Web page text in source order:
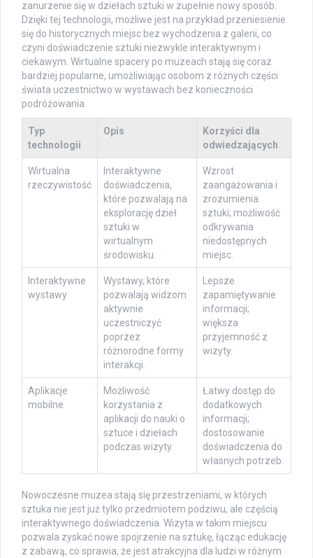
zanurzenie się w dziełach sztuki w zupełnie nowy sposób.
Dzięki tej technologii, możliwe jest na przykład przeniesienie
się do historycznych miejsc bez wychodzenia z galerii, co
czyni doświadczenie sztuki niezwykle interaktywnym i
ciekawym. Wirtualne spacery po muzeach stają się coraz
bardziej popularne, umożliwiając osobom z różnych części
świata uczestnictwo w wystawach bez konieczności
podróżowania.
Typ
technologii
Opis
Korzyści dla
odwiedzających
Wirtualna
rzeczywistość
Interaktywne
doświadczenia,
które pozwalają na
eksplorację dzieł
sztuki w
wirtualnym
środowisku.
Wzrost
zaangażowania i
zrozumienia
sztuki; możliwość
odkrywania
niedostępnych
miejsc.
Interaktywne
wystawy
Wystawy, które
pozwalają widzom
aktywnie
uczestniczyć
poprzez
różnorodne formy
interakcji.
Lepsze
zapamiętywanie
informacji;
większa
przyjemność z
wizyty.
Aplikacje
mobilne
Możliwość
korzystania z
aplikacji do nauki o
sztuce i dziełach
podczas wizyty.
Łatwy dostęp do
dodatkowych
informacji;
dostosowanie
doświadczenia do
własnych potrzeb.
Nowoczesne muzea stają się przestrzeniami, w których
sztuka nie jest już tylko przedmiotem podziwu, ale częścią
interaktywnego doświadczenia. Wizyta w takim miejscu
pozwala zyskać nowe spojrzenie na sztukę, łącząc edukację
z zabawą, co sprawia, że jest atrakcyjna dla ludzi w różnym